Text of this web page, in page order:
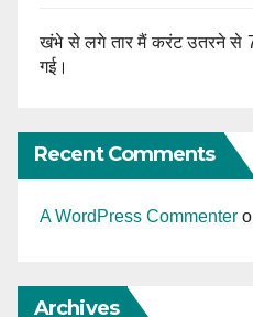
खंभे से लगे तार मैं करंट उतरने से 7
गई।
Recent Comments
A WordPress Commenter
Archives